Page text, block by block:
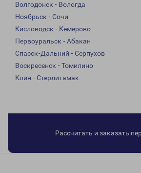
Волгодонск - Вологда
Ноябрьск - Сочи
Кисловодск - Кемерово
Первоуральск - Абакан
Спасск-Дальний - Серпухов
Воскресенск - Томилино
Клин - Стерлитамак
Рассчитать и заказать